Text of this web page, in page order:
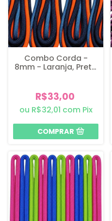
Combo Corda -
8mm - Laranja, Preto
R$33,00
R$32,01 com Pix